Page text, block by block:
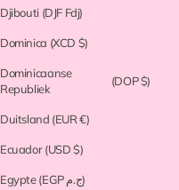
Djibouti (DJF Fdj)
Dominica (XCD $)
Dominicaanse
Republiek
(DOP $)
Duitsland (EUR €)
Ecuador(USD $)
Egypte (EGP ج.م)